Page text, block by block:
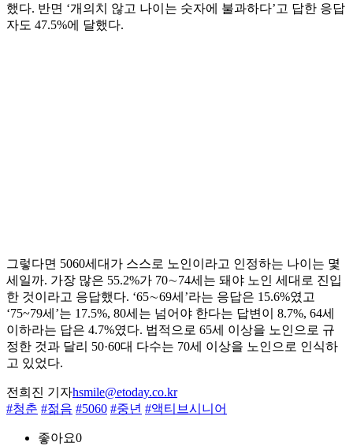
했다. 반면 ‘개의치 않고 나이는 숫자에 불과하다’고 답한 응답
자도 47.5%에 달했다.
그렇다면 5060세대가 스스로 노인이라고 인정하는 나이는 몇
세일까. 가장 많은 55.2%가 70∼74세는 돼야 노인 세대로 진입
한 것이라고 응답했다. ‘65∼69세’라는 응답은 15.6%였고
‘75~79세’는 17.5%, 80세는 넘어야 한다는 답변이 8.7%, 64세
이하라는 답은 4.7%였다. 법적으로 65세 이상을 노인으로 규
정한 것과 달리 50·60대 다수는 70세 이상을 노인으로 인식하
고 있었다.
전희진 기자hsmile@etoday.co.kr
#청춘 #젊음 #5060 #중년 #액티브시니어
좋아요0